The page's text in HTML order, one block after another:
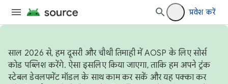
प्रवेश करें
साल 2026 से, हम दूसरी और चौथी तिमाही में AOSP के लिए सोर्स
कोड पब्लिश करेंगे. ऐसा इसलिए किया जाएगा, ताकि हम अपने ट्रंक
स्टेबल डेवलपमेंट मॉडल के साथ काम कर सकें और यह पक्का कर